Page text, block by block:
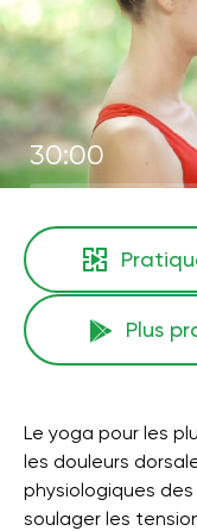
30:00
Plus
Le yoga pour les
les douleurs
physiologiques
soulager les